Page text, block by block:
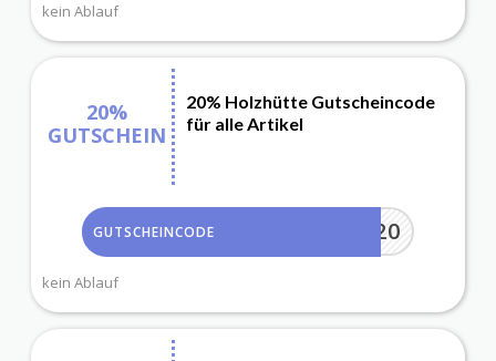
kein Ablauf
20%
GUTSCHEIN
20% Holzhütte Gutscheincode
für alle Artikel
ADCELL20
GUTSCHEINCODE
kein Ablauf